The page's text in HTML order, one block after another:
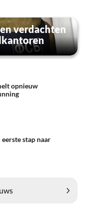
verdachten
opnieuw
stap naar